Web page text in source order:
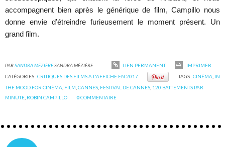
accompagnent bien après le générique de film, Campillo nous
donne envie d’étreindre furieusement le moment présent. Un
grand film.
PARSANDRA MÉZIÈRESANDRA MÉZIÈRE LIEN PERMANENT
IMPRIMER
CATÉGORIES :CRITIQUES DES FILMS A L'AFFICHE EN 2017 TAGS :CINÉMA IN
THE MOOD FOR CINÉMA FILM ,CANNES FESTIVAL DE CANNES 120 BATTEMENTS PAR
MINUTE ROBIN CAMPILLO 0COMMENTAIRE